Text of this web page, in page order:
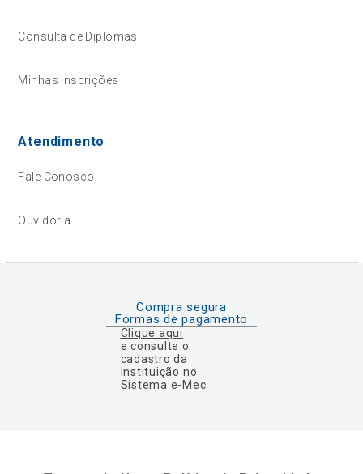
Consulta de Diplomas
Minhas Inscrições
Atendimento
Fale Conosco
Ouvidoria
Compra segura
Formas de pagamento
Clique aqui
e consulte o
cadastro da
Instituição no
Sistema e-Mec